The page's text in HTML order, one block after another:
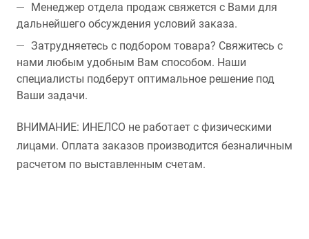
Менеджер отдела продаж свяжется с Вами для
дальнейшего обсуждения условий заказа.
Затрудняетесь с подбором товара? Свяжитесь с
нами любым удобным Вам способом. Наши
специалисты подберут оптимальное решение под
Ваши задачи.
ВНИМАНИЕ: ИНЕЛСО не работает с физическими
лицами. Оплата заказов производится безналичным
расчетом по выставленным счетам.